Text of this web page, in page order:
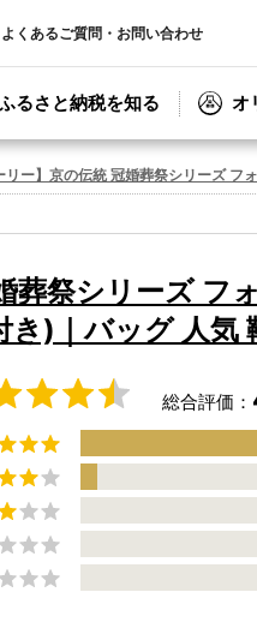
よくあるご質問・お問い合わせ
るさと納税を知る オ
リー】京の伝統 冠婚葬祭シリーズ
葬祭シリーズ フ
き)｜バッグ 人気
総合評価：